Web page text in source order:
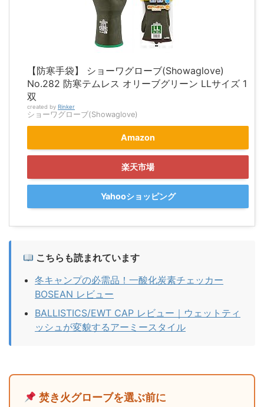
【防寒手袋】 ショーワグローブ(Showaglove)
No.282 防寒テムレス オリーブグリーン LLサイズ 1
双
created by Rinker
ショーワグローブ(Showaglove)
Amazon
楽天市場
Yahooショッピング
こちらも読まれています
冬キャンプの必需品！一酸化炭素チェッカー
BOSEAN レビュー
BALLISTICS/EWT CAP レビュー｜ウェットティ
ッシュが変貌するアーミースタイル
焚き火グローブを選ぶ前に